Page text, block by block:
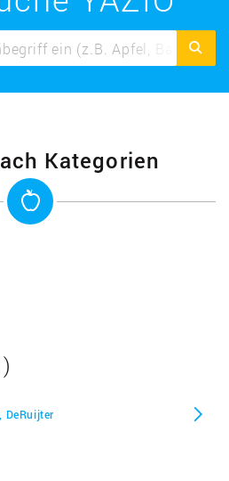
Kategorien
DeRuijter